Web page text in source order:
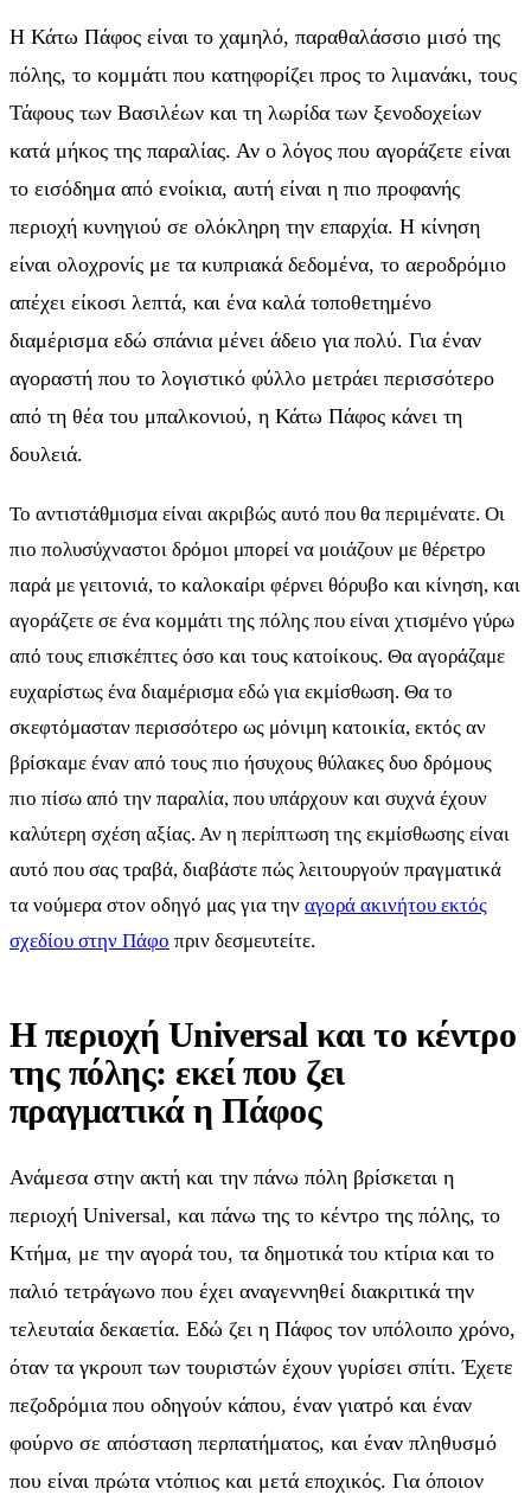
Η Κάτω Πάφος είναι το χαμηλό, παραθαλάσσιο μισό της
πόλης, το κομμάτι που κατηφορίζει προς το λιμανάκι, τους
Τάφους των Βασιλέων και τη λωρίδα των ξενοδοχείων
κατά μήκος της παραλίας. Αν ο λόγος που αγοράζετε είναι
το εισόδημα από ενοίκια, αυτή είναι η πιο προφανής
περιοχή κυνηγιού σε ολόκληρη την επαρχία. Η κίνηση
είναι ολοχρονίς με τα κυπριακά δεδομένα, το αεροδρόμιο
απέχει είκοσι λεπτά, και ένα καλά τοποθετημένο
διαμέρισμα εδώ σπάνια μένει άδειο για πολύ. Για έναν
αγοραστή που το λογιστικό φύλλο μετράει περισσότερο
από τη θέα του μπαλκονιού, η Κάτω Πάφος κάνει τη
δουλειά.
Το αντιστάθμισμα είναι ακριβώς αυτό που θα περιμένατε. Οι
πιο πολυσύχναστοι δρόμοι μπορεί να μοιάζουν με θέρετρο
παρά με γειτονιά, το καλοκαίρι φέρνει θόρυβο και κίνηση, και
αγοράζετε σε ένα κομμάτι της πόλης που είναι χτισμένο γύρω
από τους επισκέπτες όσο και τους κατοίκους. Θα αγοράζαμε
ευχαρίστως ένα διαμέρισμα εδώ για εκμίσθωση. Θα το
σκεφτόμασταν περισσότερο ως μόνιμη κατοικία, εκτός αν
βρίσκαμε έναν από τους πιο ήσυχους θύλακες δυο δρόμους
πιο πίσω από την παραλία, που υπάρχουν και συχνά έχουν
καλύτερη σχέση αξίας. Αν η περίπτωση της εκμίσθωσης είναι
αυτό που σας τραβά, διαβάστε πώς λειτουργούν πραγματικά
τα νούμερα στον οδηγό μας για την αγορά ακινήτου εκτός
σχεδίου στην Πάφο πριν δεσμευτείτε.
Η περιοχή Universal και το κέντρο
της πόλης: εκεί που ζει
πραγματικά η Πάφος
Ανάμεσα στην ακτή και την πάνω πόλη βρίσκεται η
περιοχή Universal, και πάνω της το κέντρο της πόλης, το
Κτήμα, με την αγορά του, τα δημοτικά του κτίρια και το
παλιό τετράγωνο που έχει αναγεννηθεί διακριτικά την
τελευταία δεκαετία. Εδώ ζει η Πάφος τον υπόλοιπο χρόνο,
όταν τα γκρουπ των τουριστών έχουν γυρίσει σπίτι. Έχετε
πεζοδρόμια που οδηγούν κάπου, έναν γιατρό και έναν
φούρνο σε απόσταση περπατήματος, και έναν πληθυσμό
που είναι πρώτα ντόπιος και μετά εποχικός. Για όποιον